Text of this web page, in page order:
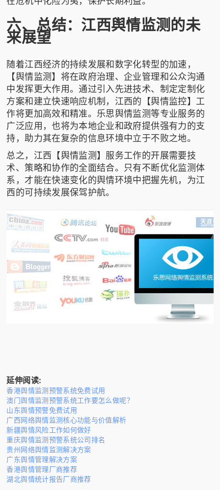
六、总结：江西舆情监测的未
来展望
随着江西经济的持续发展和数字化转型的加速，
【舆情监测】将在政府治理、企业管理和公众沟通
中发挥更大作用。通过引入先进技术、制定定制化
方案和建立快速响应机制，江西的【舆情监控】工
作将更加高效和精准。乐思舆情监测等专业服务的
广泛应用，也将为本地企业和政府提供强有力的支
持，助力其在复杂的信息环境中立于不败之地。
总之，江西【舆情监测】服务工作的开展需要技
术、策略和协作的全面结合。只有不断优化监测体
系，才能在快速变化的舆情环境中把握先机，为江
西的可持续发展保驾护航。
延伸阅读:
香港舆情监测预警系统免费试用
澳门舆情监测预警系统工作要怎么做呢？
山东舆情预警免费试用
广西网络舆情监测核心功能与价值解析
新疆舆情风险工作如何做好
重庆舆情监测预警系统公司排名
贵州网络舆情监测解决方案
广东舆情管理解决方案
香港舆情管理厂商推荐
湖北舆情统计报告厂商推荐